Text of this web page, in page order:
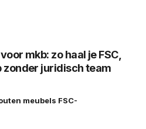
mkb: zo haal je FSC,
zonder juridisch team
meubels FSC-